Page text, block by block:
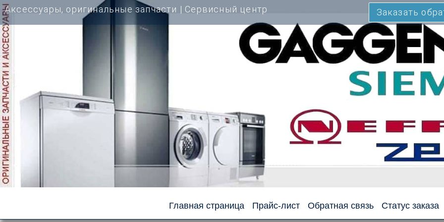
Перейти
к
содержимому
Аксессуары, оригинальные запчасти | Cервисный центр Заказать
Главная страница Прайс-лист Обратная связь Статус заказа